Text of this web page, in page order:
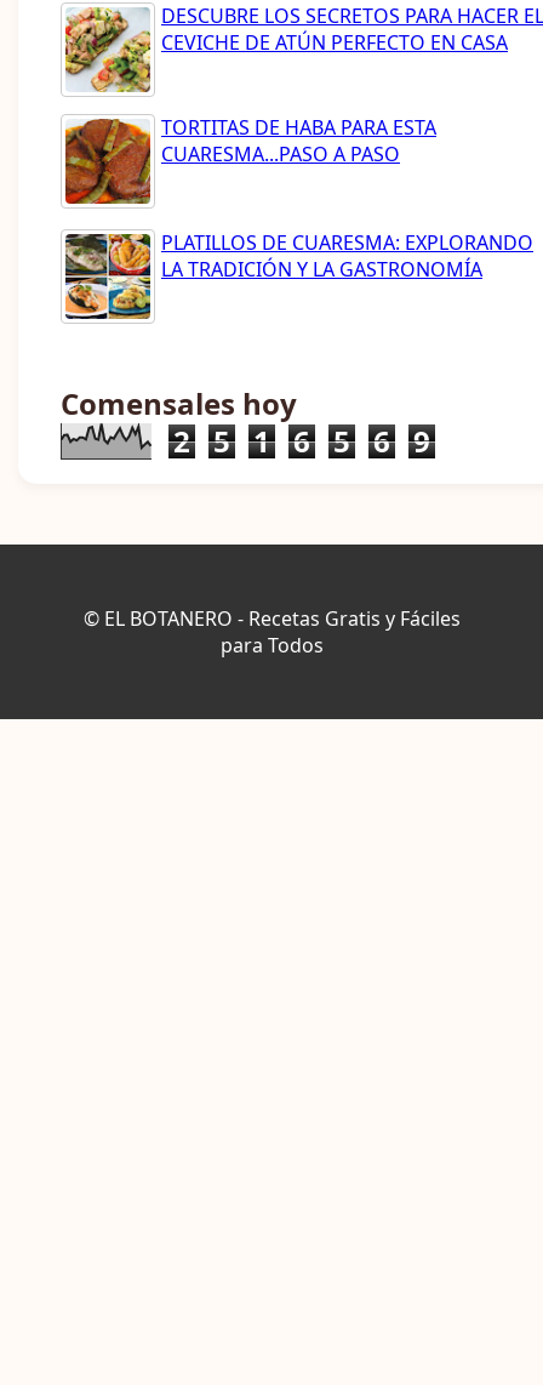
DESCUBRE LOS SECRETOS PARA HACER EL
CEVICHE DE ATÚN PERFECTO EN CASA
TORTITAS DE HABA PARA ESTA
CUARESMA...PASO A PASO
PLATILLOS DE CUARESMA: EXPLORANDO
LA TRADICIÓN Y LA GASTRONOMÍA
Comensales hoy
2 5 1 6 5 6 9
© EL BOTANERO - Recetas Gratis y Fáciles
para Todos